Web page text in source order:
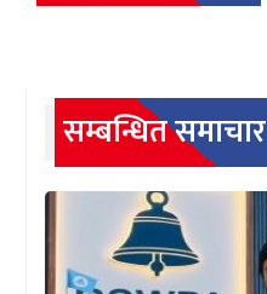
सम्बन्धित समाचार